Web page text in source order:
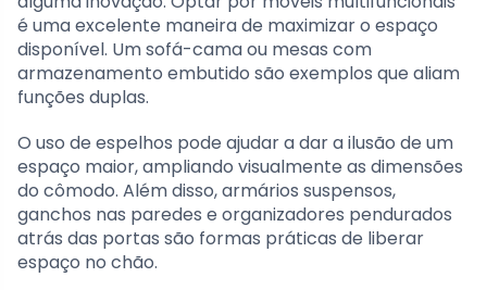
é uma excelente maneira de maximizar o espaço
disponível. Um sofá-cama ou mesas com
armazenamento embutido são exemplos que aliam
funções duplas.
O uso de espelhos pode ajudar a dar a ilusão de um
espaço maior, ampliando visualmente as dimensões
do cômodo. Além disso, armários suspensos,
ganchos nas paredes e organizadores pendurados
atrás das portas são formas práticas de liberar
espaço no chão.